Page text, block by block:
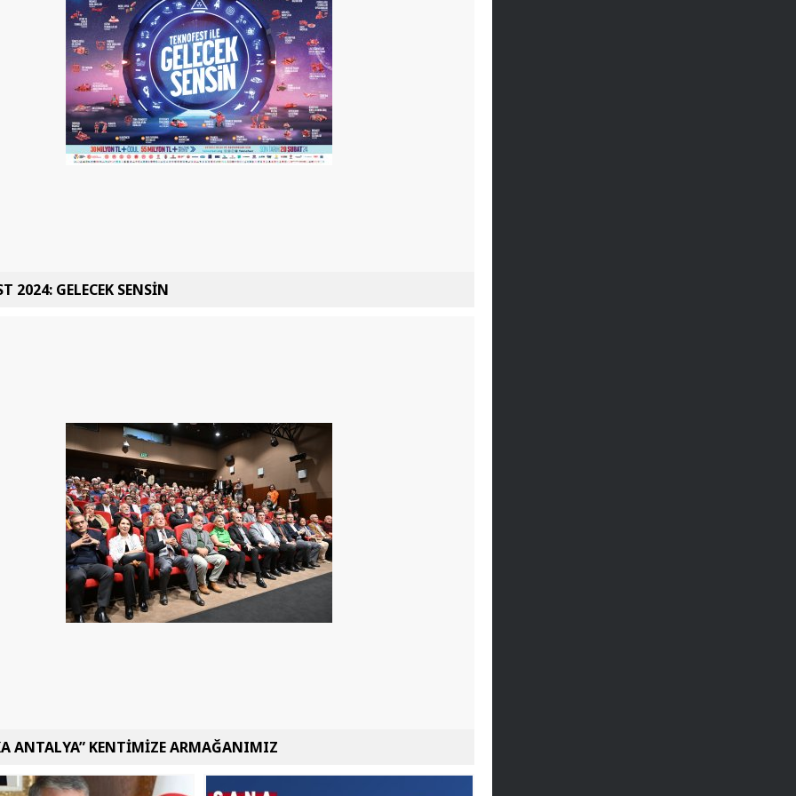
2024: GELECEK SENSİN
ANTALYA” KENTİMİZE ARMAĞANIMIZ